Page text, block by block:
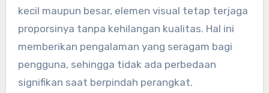
kecil maupun besar, elemen visual tetap terjaga
proporsinya tanpa kehilangan kualitas. Hal ini
memberikan pengalaman yang seragam bagi
pengguna, sehingga tidak ada perbedaan
signifikan saat berpindah perangkat.